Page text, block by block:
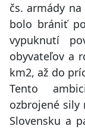
čs. armády
bolo brániť
vypuknutí
obyvateľov a
km2, až do
Tento
ozbrojené sily
Slovensku a